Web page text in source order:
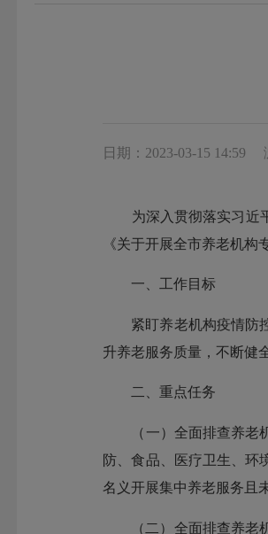
日期：2023-03-15 14:59
为深入贯彻落实习近平
《关于开展全市养老机
一、工作目标
紧盯养老机构疫情防控
升养老服务质量，不断健
二、重点任务
（一）全面排查养老机
防、食品、医疗卫生、环
名义开展集中养老服务且
（二）全面排查养老机